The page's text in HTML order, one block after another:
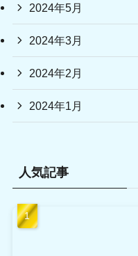
2024年5月
2024年3月
2024年2月
2024年1月
人気記事